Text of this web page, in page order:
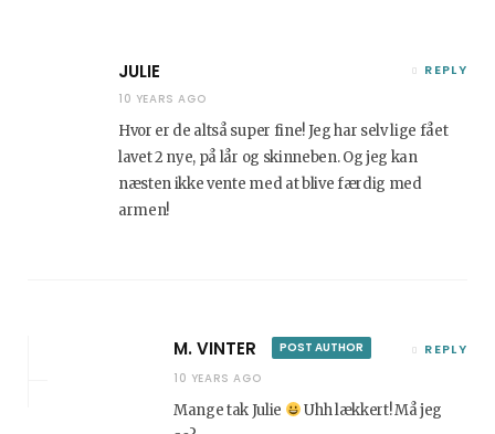
JULIE
10 YEARS AGO
REPLY
Hvor er de altså super fine! Jeg har selv lige fået
lavet 2 nye, på lår og skinneben. Og jeg kan
næsten ikke vente med at blive færdig med
armen!
M. VINTER
POST AUTHOR
10 YEARS AGO
REPLY
Mange tak Julie
Uhh lækkert! Må jeg